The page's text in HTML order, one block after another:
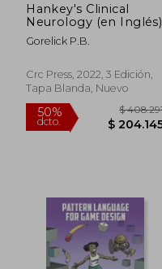
Hankey's Clinical
Neurology (en Inglés)
Gorelick P.B.
Crc Press, 2022, 3 Edición,
Tapa Blanda, Nuevo